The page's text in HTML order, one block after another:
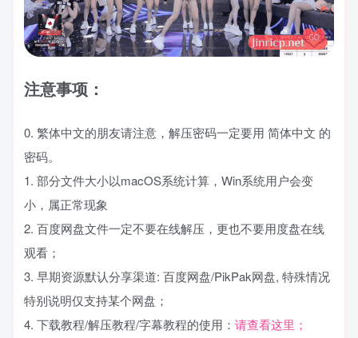
注意事项：
0. 繁体中文的朋友请注意，解压密码一定要用 简体中文 的
密码。
1. 部分文件大小以macOS系统计算，Win系统用户会变
小，属正常现象
2. 百度网盘文件一定不要在线解压，更也不要用度盘在线
观看；
3. 早期资源默认分享渠道: 百度网盘/PikPak网盘, 特殊情况
特别说明仅支持某个网盘；
4. 下载教程/解压教程/字幕教程的使用： 请查看这里；